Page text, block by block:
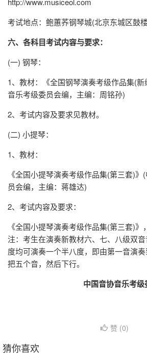
考试地点：鲍蕙荞钢琴城(北京东城区鼓
六、各科目考试内容与要求：
(一) 钢琴：
1、教材：《全国钢琴演奏考级作品集(
音乐考级委员会编，主编：周铭孙)
2、考试内容及要求见教材。
(二) 小提琴：
1、教材：
《全国小提琴演奏考级作品集(第三套)
员会编，主编：蒋雄达)
2、考试内容及要求：
《全国小提琴演奏考级作品集(第三套)》
注：考生在演奏新教材六、七、八级双
度均可演奏一个半八度，即由第一音演
把五个音，然后下行。
中国音协音乐考
赞 (0)
猜你喜欢